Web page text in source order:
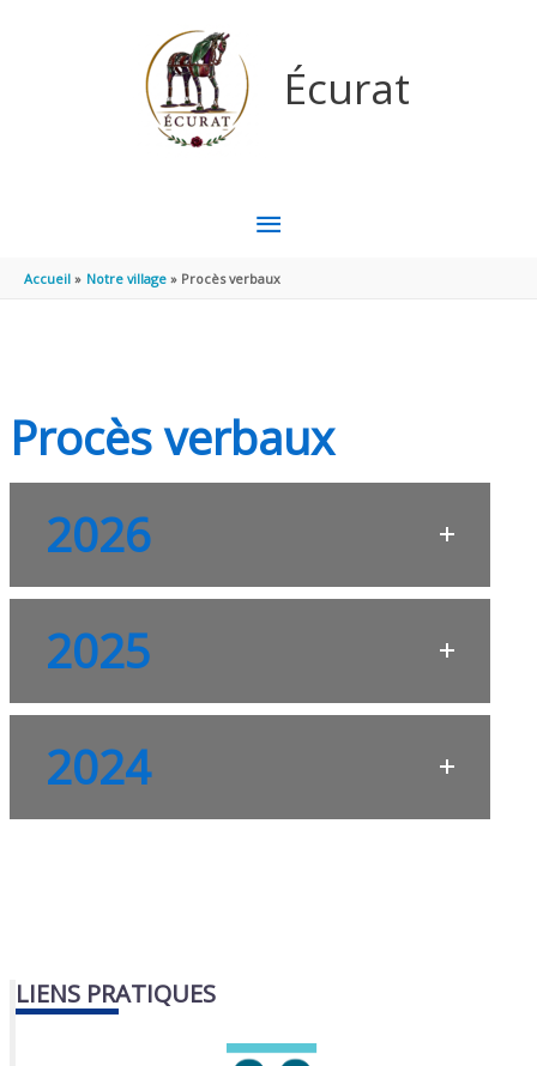
Écurat
MENU
PRINCIPAL
Accueil Notre village Procès verbaux
Procès verbaux
2026
2025
2024
LIENS PRATIQUES